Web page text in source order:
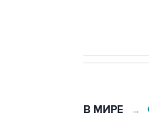
В МИРЕ →